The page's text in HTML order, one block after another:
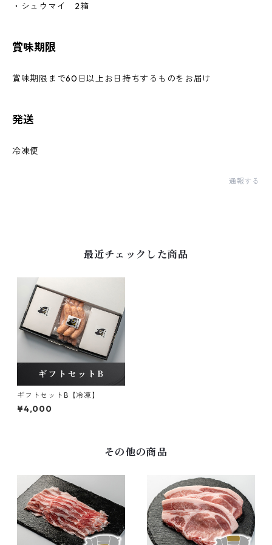
・シュウマイ 2箱
賞味期限
賞味期限まで60日以上お日持ちするものをお届け
発送
冷凍便
通報する
最近チェックした商品
ギフトセットB【冷凍】
¥4,000
その他の商品